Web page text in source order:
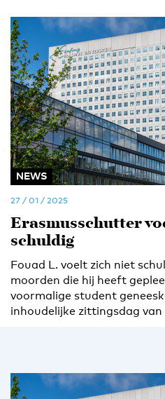
NEWS
27 / 01 / 2025
Erasmusschutter
schuldig
Fouad L. voelt zich niet
moorden die hij heeft
voormalige student
inhoudelijke zittingsdag van